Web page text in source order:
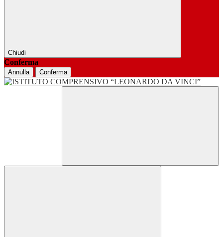
Chiudi
Conferma
Annulla Conferma